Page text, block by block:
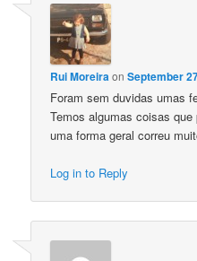
Rui MoreiraonSeptember
Foram sem duvidas umas
Temos algumas coisas
uma forma geral correu
Log in to Reply